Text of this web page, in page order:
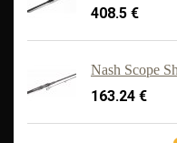
408.5 €
Nash Scope
163.24 €